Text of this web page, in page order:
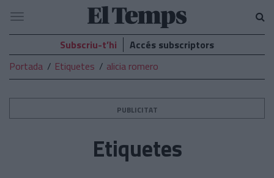
El
Temps
Navegació
Subscriu-t’hi
Accés subscriptors
Portada
Etiquetes alicia romero
PUBLICITAT
Etiquetes